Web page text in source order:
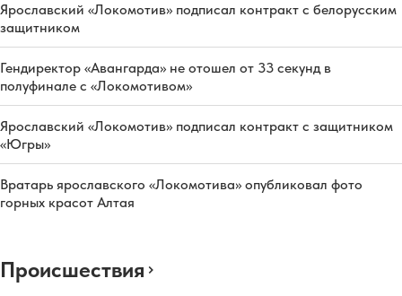
Ярославский «Локомотив» подписал контракт с белорусским
защитником
Гендиректор «Авангарда» не отошел от 33 секунд в
полуфинале с «Локомотивом»
Ярославский «Локомотив» подписал контракт с защитником
«Югры»
Вратарь ярославского «Локомотива» опубликовал фото
горных красот Алтая
Происшествия